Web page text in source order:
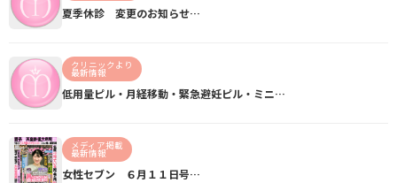
夏季休診 変更のお知らせ…
クリニックより
最新情報
低用量ピル・月経移動・緊急避妊ピル・ミニ…
メディア掲載
最新情報
女性セブン ６月１１日号…